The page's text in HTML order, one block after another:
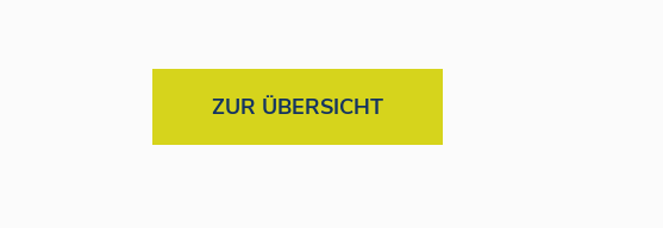
ZUR ÜBERSICHT